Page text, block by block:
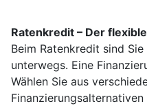
Ratenkredit – Der
Beim Ratenkredit sind
unterwegs. Eine
Wählen Sie aus